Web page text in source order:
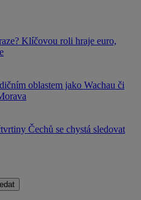
Klíčovou roli hraje euro,
oblastem jako Wachau či
Čechů se chystá sledovat